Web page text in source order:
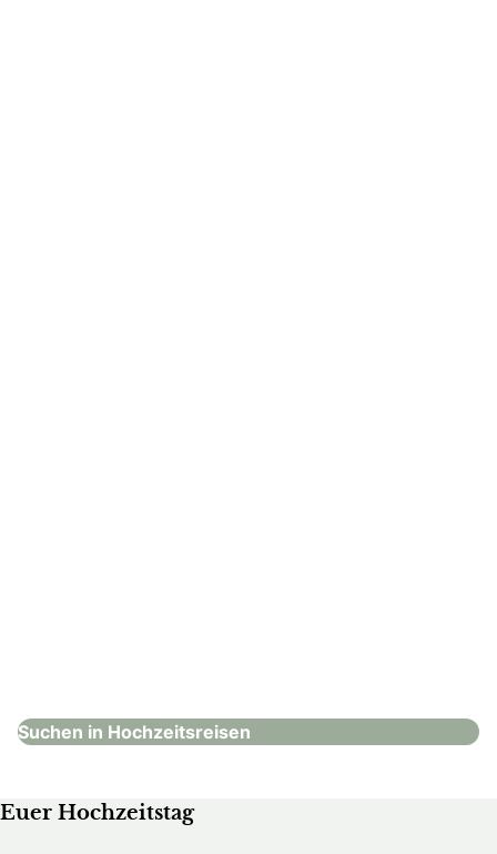
Suchen in Hochzeitsreisen
Euer Hochzeitstag